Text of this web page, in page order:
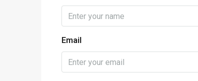
Email